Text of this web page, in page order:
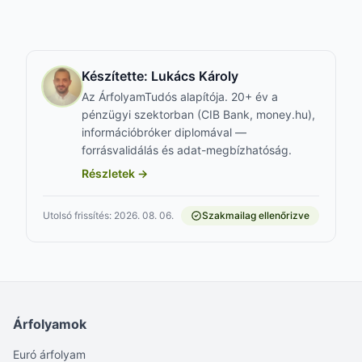
Készítette: Lukács Károly
Az ÁrfolyamTudós alapítója. 20+ év a
pénzügyi szektorban (CIB Bank, money.hu),
információbróker diplomával —
forrásvalidálás és adat-megbízhatóság.
Részletek →
Utolsó frissítés: 2026. 08. 06. Szakmailag ellenőrizve
Árfolyamok
Euró árfolyam